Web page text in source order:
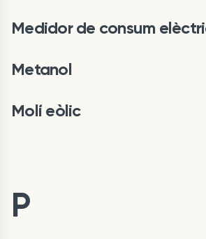
Medidor de consum
Metanol
Molí eòlic
P